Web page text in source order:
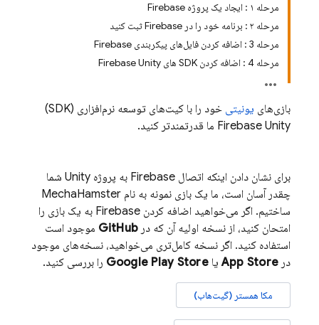
مرحله ۱ : ایجاد یک پروژه Firebase
مرحله ۲ : برنامه خود را در Firebase ثبت کنید
مرحله 3 : اضافه کردن فایل‌های پیکربندی Firebase
مرحله 4 : اضافه کردن SDK های Firebase Unity
بازی‌های یونیتی خود را با کیت‌های توسعه نرم‌افزاری (SDK)
Firebase Unity ما قدرتمندتر کنید.
برای نشان دادن اینکه اتصال Firebase به پروژه Unity شما
چقدر آسان است، ما یک بازی نمونه به نام MechaHamster
ساختیم. اگر می‌خواهید اضافه کردن Firebase به یک بازی را
امتحان کنید، از نسخه اولیه آن که در GitHub موجود است
استفاده کنید. اگر نسخه کامل‌تری می‌خواهید، نسخه‌های موجود
در App Storeیا Google PlayStore را بررسی کنید.
مکا همستر (گیت‌هاب)